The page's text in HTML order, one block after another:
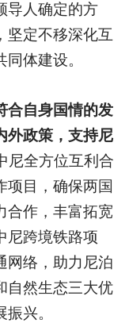
导人确定的方
坚定不移深化互
体建设。
合自身国情的发
外政策，支持尼
尼全方位互利合
项目，确保两国
合作，丰富拓宽
尼跨境铁路项
网络，助力尼泊
自然生态三大优
兴。